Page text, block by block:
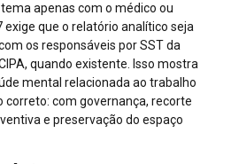
apenas com o médico ou
exige que o relatório analítico seja
os responsáveis por SST da
quando existente. Isso mostra
mental relacionada ao trabalho
correto: com governança, recorte
e preservação do espaço